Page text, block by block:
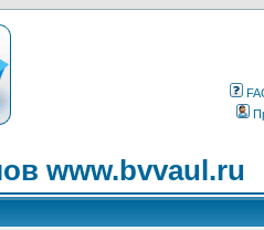
www.bvvaul.ru